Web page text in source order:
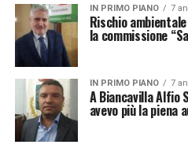
IN PRIMO PIANO 7
Rischio
la commissione
IN PRIMO PIANO 7
A Biancavilla Alfio
avevo più la piena